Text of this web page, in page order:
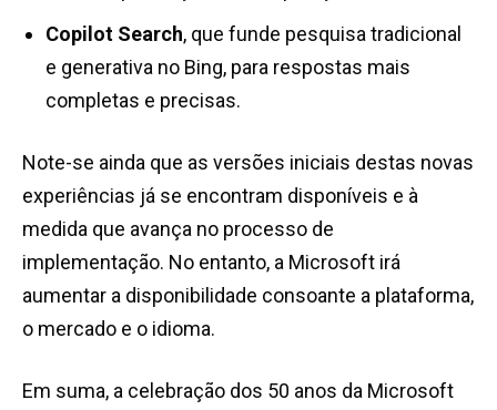
Copilot Search, que funde pesquisa tradicional
e generativa no Bing, para respostas mais
completas e precisas.
Note-se ainda que as versões iniciais destas novas
experiências já se encontram disponíveis e à
medida que avança no processo de
implementação. No entanto, a Microsoft irá
aumentar a disponibilidade consoante a plataforma,
o mercado e o idioma.
Em suma, a celebração dos 50 anos da Microsoft